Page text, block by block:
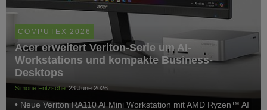
COMPUTEX 2026
Acer erweitert Veriton-Serie um AI-
Workstations und kompakte Business-
Desktops
Simone Fritzsche 23 June 2026
• Neue Veriton RA110 AI Mini Workstation mit AMD Ryzen™ AI